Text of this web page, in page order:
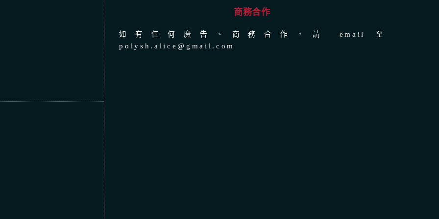
商務合作
如有任何廣告、商務合作，請 email 至
polysh.alice@gmail.com